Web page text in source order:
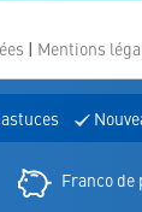
| Mentions
Franco de